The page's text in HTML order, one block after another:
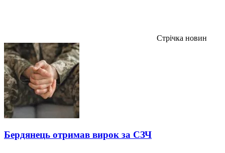
Стрічка новин
Бердянець отримав вирок за СЗЧ